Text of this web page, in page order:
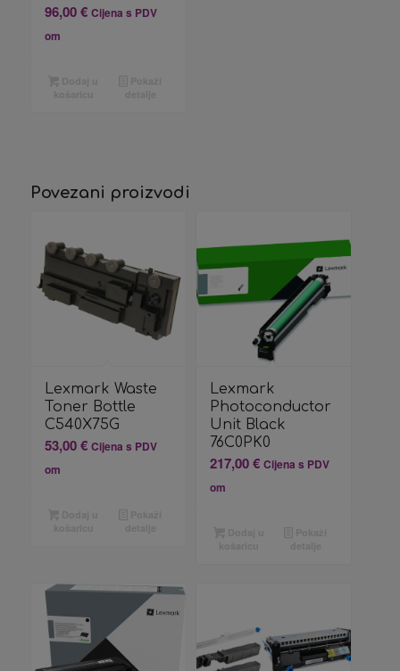
96,00€ Cijena s PDV
om
Povezani proizvodi
Lexmark Waste
Toner Bottle
C540X75G
53,00€ Cijena s PDV
om
Lexmark
Photoconductor
Unit Black
76C0PK0
217,00€ Cijena s PDV
om